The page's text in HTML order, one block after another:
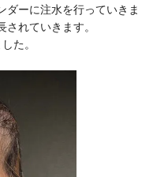
ダーに注水を行っていきま
れていきます。
た。